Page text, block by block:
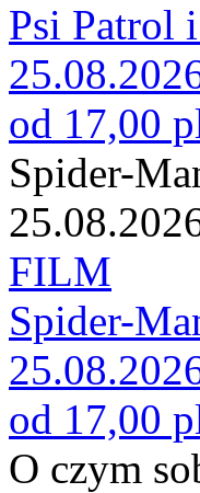
Psi Patrol
od 17,00
Spider-
FILM
Spider-
od 17,00
O czym